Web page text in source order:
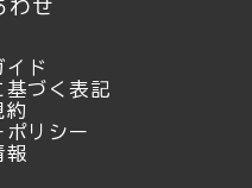
わせ
イド
基づく表記
約
ポリシー
報